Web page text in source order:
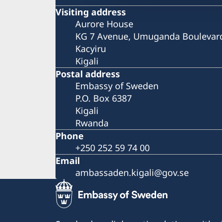
Visiting address
Aurore House
KG 7 Avenue, Umuganda
Kacyiru
Kigali
Postal address
Embassy of Sweden
P.O. Box 6387
Kigali
Rwanda
Phone
+250 252 59 74 00
Email
ambassaden.kigali@gov.se